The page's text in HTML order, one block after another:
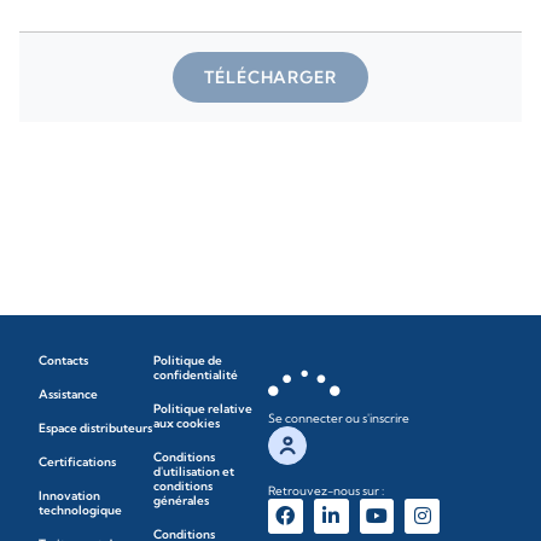
TÉLÉCHARGER
Contacts
Assistance
Espace distributeurs
Certifications
Innovation
technologique
Politique de
confidentialité
Politique relative
aux cookies
Conditions
d'utilisation et
conditions
générales
Conditions
Se connecter ou s'inscrire
Retrouvez-nous sur :